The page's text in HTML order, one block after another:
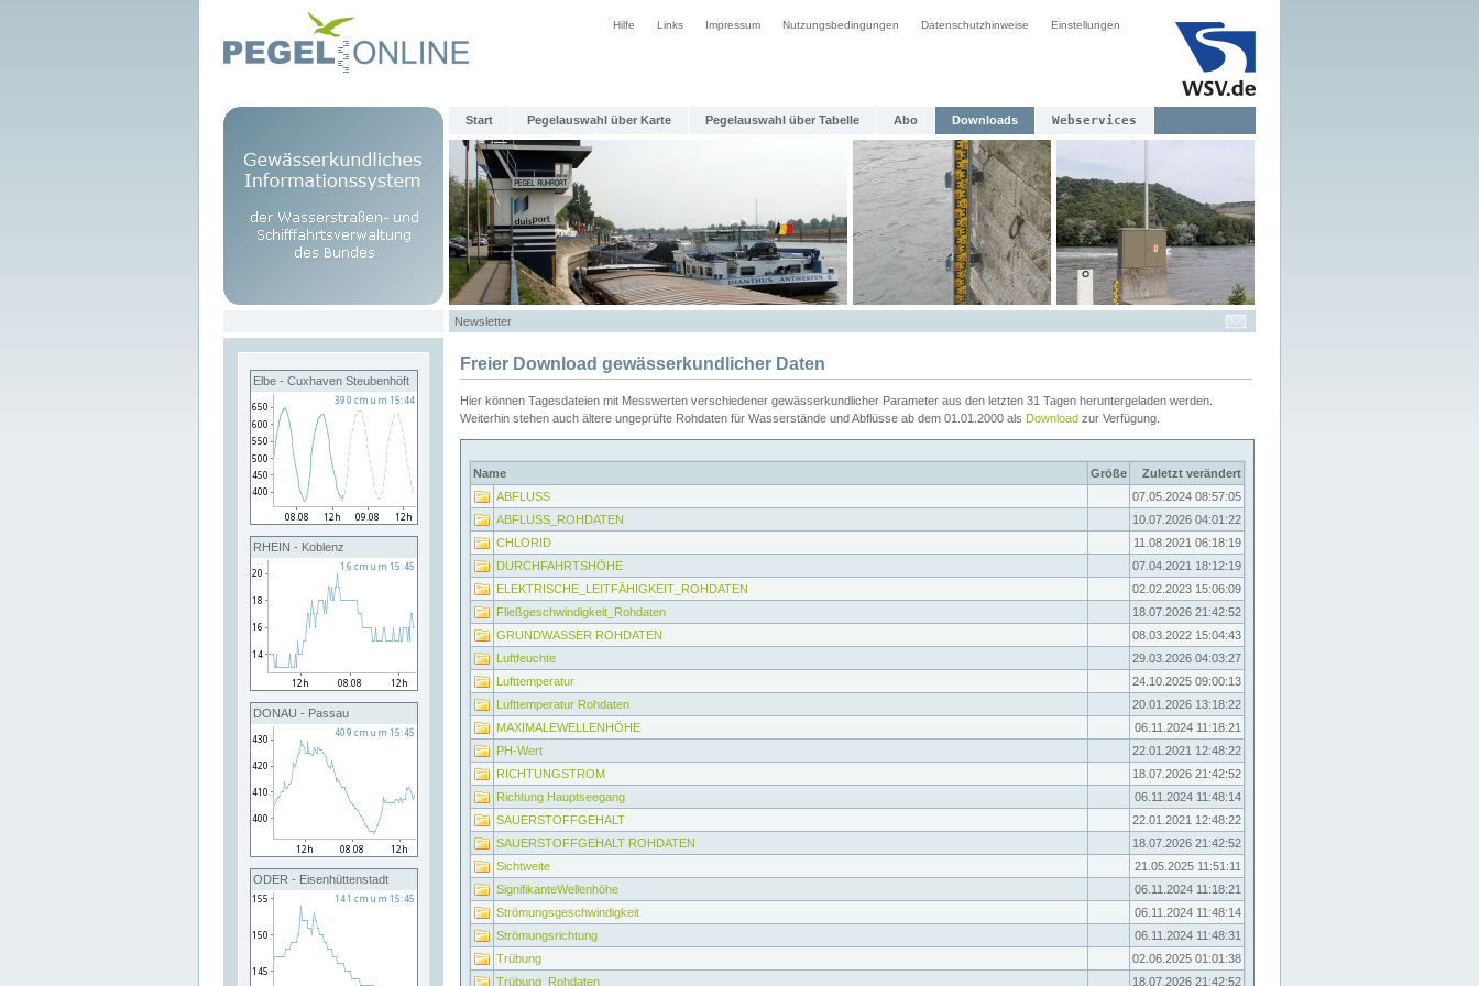
Hilfe Links Impressum Nutzungsbedingungen Datenschutzhinweise Einstellungen
Start Pegelauswahl über Karte Pegelauswahl über Tabelle Abo Downloads Webservices
Newsletter
Elbe - Cuxhaven Steubenhöft
RHEIN - Koblenz
DONAU - Passau
ODER - Eisenhüttenstadt
Freier Download gewässerkundlicher Daten
Hier können Tagesdateien mit Messwerten verschiedener gewässerkundlicher Parameter aus den letzten 31 Tagen heruntergeladen werden.
Weiterhin stehen auch ältere ungeprüfte Rohdaten für Wasserstände und Abflüsse ab dem 01.01.2000 als Download zur Verfügung.
Name Größe
Zuletzt verändert
ABFLUSS
07.05.2024 08:57:05
ABFLUSS_ROHDATEN
10.07.2026 04:01:22
CHLORID
11.08.2021 06:18:19
DURCHFAHRTSHÖHE
07.04.2021 18:12:19
ELEKTRISCHE_LEITFÄHIGKEIT_ROHDATEN
02.02.2023 15:06:09
Fließgeschwindigkeit_Rohdaten
18.07.2026 21:42:52
GRUNDWASSER ROHDATEN
08.03.2022 15:04:43
Luftfeuchte
29.03.2026 04:03:27
Lufttemperatur
24.10.2025 09:00:13
Lufttemperatur Rohdaten
20.01.2026 13:18:22
MAXIMALEWELLENHÖHE
06.11.2024 11:18:21
PH-Wert
22.01.2021 12:48:22
RICHTUNGSTROM
18.07.2026 21:42:52
Richtung Hauptseegang
06.11.2024 11:48:14
SAUERSTOFFGEHALT
22.01.2021 12:48:22
SAUERSTOFFGEHALT ROHDATEN
18.07.2026 21:42:52
Sichtweite
21.05.2025 11:51:11
SignifikanteWellenhöhe
06.11.2024 11:18:21
Strömungsgeschwindigkeit
06.11.2024 11:48:14
Strömungsrichtung
06.11.2024 11:48:31
Trübung
02.06.2025 01:01:38
Trübung_Rohdaten
18.07.2026 21:42:52